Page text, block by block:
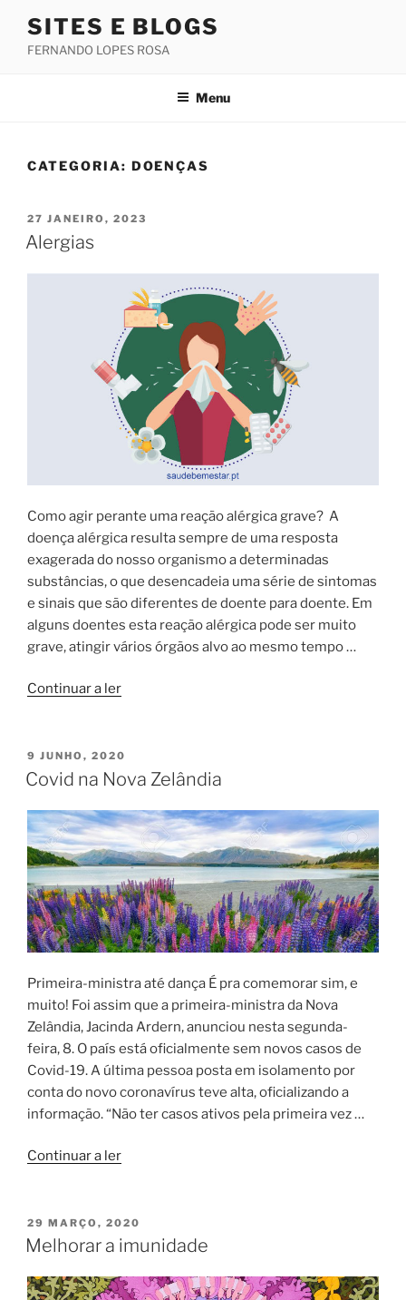
SITES E BLOGS
FERNANDO LOPES ROSA
Menu
CATEGORIA: DOENÇAS
PUBLICADO
EM
27 JANEIRO, 2023
Alergias
Como agir perante uma reação alérgica grave? A
doença alérgica resulta sempre de uma resposta
exagerada do nosso organismo a determinadas
substâncias, o que desencadeia uma série de sintomas
e sinais que são diferentes de doente para doente. Em
alguns doentes esta reação alérgica pode ser muito
grave, atingir vários órgãos alvo ao mesmo tempo …
Continuar a ler“Alergias”
PUBLICADO
EM
9 JUNHO, 2020
Covid na Nova Zelândia
Primeira-ministra até dança É pra comemorar sim, e
muito! Foi assim que a primeira-ministra da Nova
Zelândia, Jacinda Ardern, anunciou nesta segunda-
feira, 8. O país está oficialmente sem novos casos de
Covid-19. A última pessoa posta em isolamento por
conta do novo coronavírus teve alta, oficializando a
informação. “Não ter casos ativos pela primeira vez …
Continuar a ler“Covid
Zelândia”
PUBLICADO
EM
29 MARÇO, 2020
Melhorar a imunidade